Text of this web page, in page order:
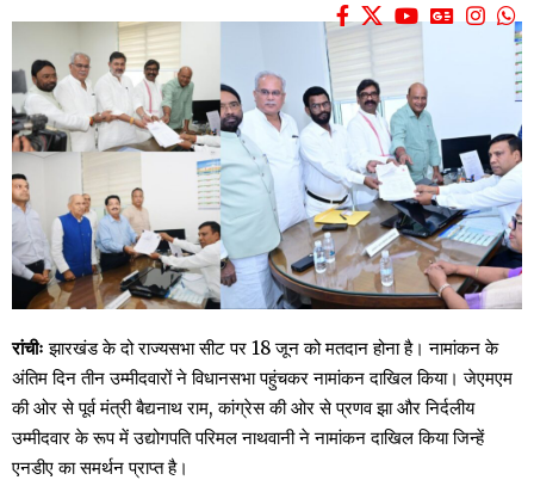
रांचीः झारखंड के दो राज्यसभा सीट पर 18 जून को मतदान होना है। नामांकन के
अंतिम दिन तीन उम्मीदवारों ने विधानसभा पहुंचकर नामांकन दाखिल किया। जेएमएम
की ओर से पूर्व मंत्री बैद्यनाथ राम, कांग्रेस की ओर से प्रणव झा और निर्दलीय
उम्मीदवार के रूप में उद्योगपति परिमल नाथवानी ने नामांकन दाखिल किया जिन्हें
एनडीए का समर्थन प्राप्त है।